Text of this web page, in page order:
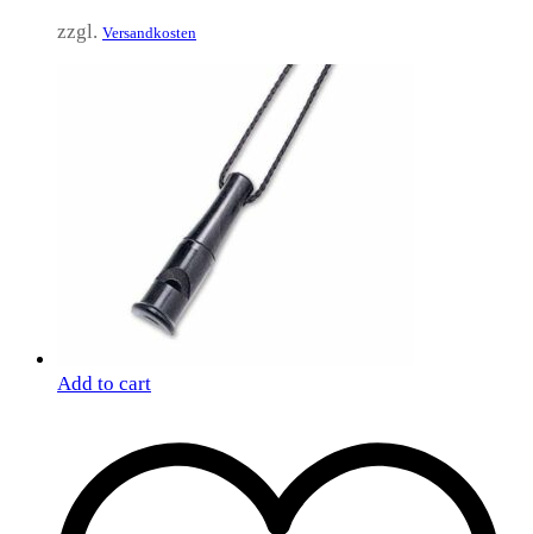
zzgl. Versandkosten
Add to cart